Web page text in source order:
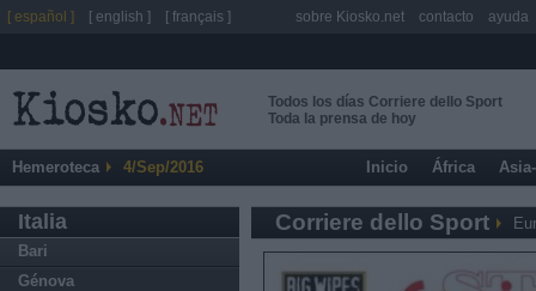
Todos los días Corriere dello Sport
Toda la prensa de hoy
Hemeroteca 4/Sep/2016 Inicio África
Italia
Bari
Génova
Corriere dello Sport
[ español ] [ english ] [ français ] sobre Kiosko.net contacto ayuda